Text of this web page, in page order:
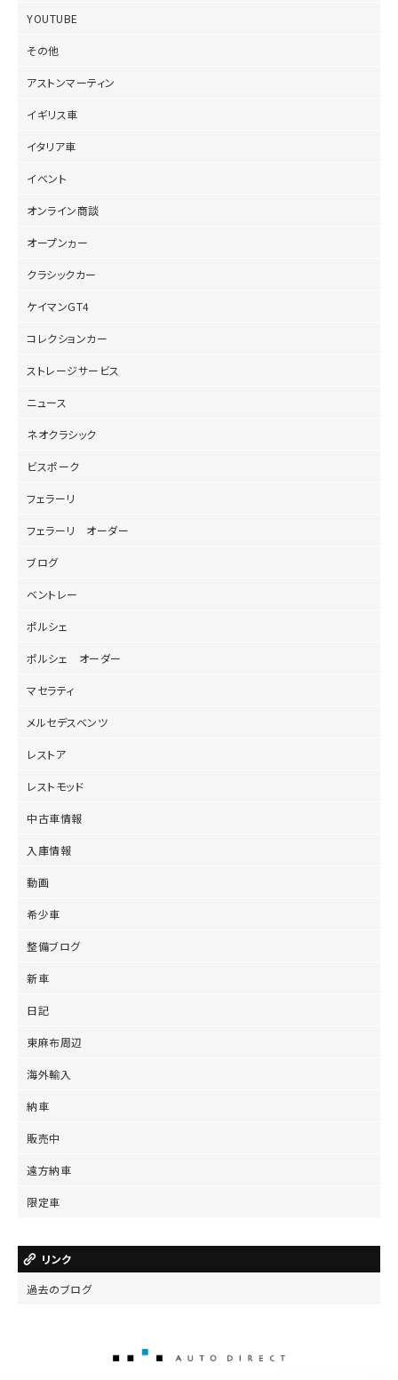
YOUTUBE
その他
アストンマーティン
イギリス車
イタリア車
イベント
オンライン商談
オープンヵー
クラシックカー
ケイマンGT4
コレクションカー
ストレージサービス
ニュース
ネオクラシック
ビスポーク
フェラーリ
フェラーリ オーダー
ブログ
ベントレー
ポルシェ
ポルシェ オーダー
マセラティ
メルセデスベンツ
レストア
レストモッド
中古車情報
入庫情報
動画
希少車
整備ブログ
新車
日記
東麻布周辺
海外輸入
納車
販売中
遠方納車
限定車
リンク
過去のブログ